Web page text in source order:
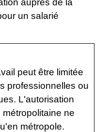
auprès de la
un salarié
peut être limitée
professionnelles ou
L'autorisation
ne
métropole.